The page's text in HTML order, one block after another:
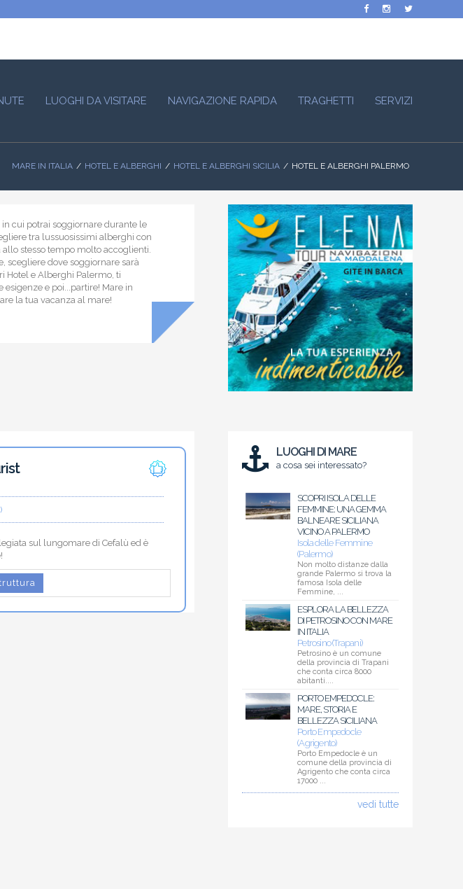
LUOGHI DA VISITARE NAVIGAZIONE RAPIDA TRAGHETTI SERVIZI
MARE IN ITALIA HOTEL E ALBERGHI HOTEL E ALBERGHI SICILIA HOTEL E ALBERGHI PALERMO
cui potrai soggiornare durante le
tra lussuosissimi alberghi con
stesso tempo molto accoglienti.
scegliere dove soggiornare sarà
Hotel e Alberghi Palermo, ti
e poi...partire! Mare in
la tua vacanza al mare!
sul lungomare di Cefalù ed è
LUOGHI DI MARE
a cosa sei interessato?
SCOPRI ISOLA DELLE
FEMMINE: UNA GEMMA
BALNEARE SICILIANA
VICINO A PALERMO
Isola delle Femmine
(Palermo)
Non molto distanze dalla
grande Palermo si trova la
famosa Isola delle
Femmine, ...
ESPLORA LA BELLEZZA
DI PETROSINO CON MARE
IN ITALIA
Petrosino (Trapani)
Petrosino è un comune
della provincia di Trapani
che conta circa 8000
abitanti....
PORTO EMPEDOCLE:
MARE, STORIA E
BELLEZZA SICILIANA
Porto Empedocle
(Agrigento)
Porto Empedocle è un
comune della provincia di
Agrigento che conta circa
17000 ...
vedi tutte